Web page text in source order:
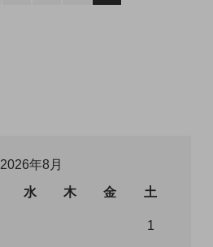
2026年8月
水 木 金 土
1